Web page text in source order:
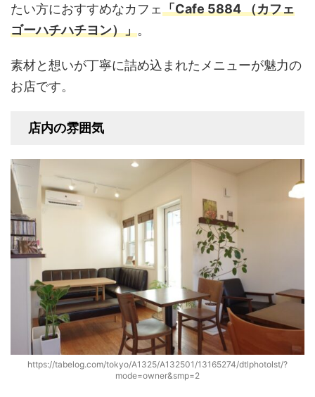
たい方におすすめなカフェ「Cafe 5884 （カフェ
ゴーハチハチヨン）」。
素材と想いが丁寧に詰め込まれたメニューが魅力の
お店です。
店内の雰囲気
https://tabelog.com/tokyo/A1325/A132501/13165274/dtlphotolst/?
mode=owner&smp=2